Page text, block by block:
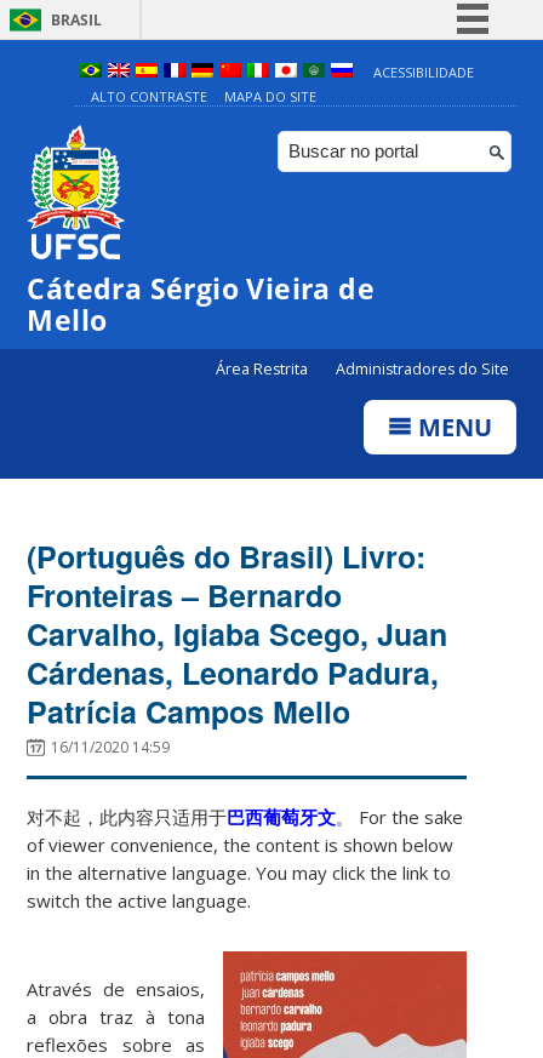
BRASIL
Simplifique!
Comunica BR
Participe
ACESSIBILIDADE
ALTO CONTRASTE
MAPA DO SITE
Cátedra Sérgio Vieira de
Mello
Área Restrita Administradores do Site
MENU
(Português do Brasil) Livro:
Fronteiras – Bernardo
Carvalho, Igiaba Scego, Juan
Cárdenas, Leonardo Padura,
Patrícia Campos Mello
16/11/2020 14:59
对不起，此内容只适用于巴西葡萄牙文。 For the sake
of viewer convenience, the content is shown below
in the alternative language. You may click the link to
switch the active language.
Através de ensaios,
a obra traz à tona
reflexões sobre as